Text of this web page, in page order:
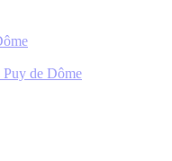
Puy de Dôme